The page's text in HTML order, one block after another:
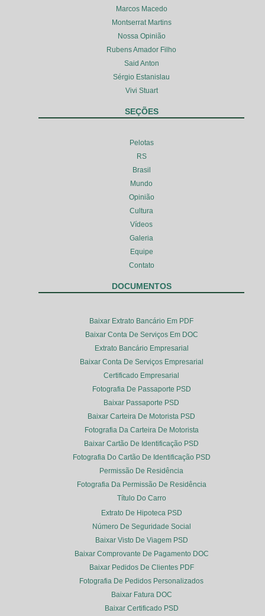
Marcos Macedo
Montserrat Martins
Nossa Opinião
Rubens Amador Filho
Said Anton
Sérgio Estanislau
Vivi Stuart
SEÇÕES
Pelotas
RS
Brasil
Mundo
Opinião
Cultura
Vídeos
Galeria
Equipe
Contato
DOCUMENTOS
Baixar Extrato Bancário Em PDF
Baixar Conta De Serviços Em DOC
Extrato Bancário Empresarial
Baixar Conta De Serviços Empresarial
Certificado Empresarial
Fotografia De Passaporte PSD
Baixar Passaporte PSD
Baixar Carteira De Motorista PSD
Fotografia Da Carteira De Motorista
Baixar Cartão De Identificação PSD
Fotografia Do Cartão De Identificação PSD
Permissão De Residência
Fotografia Da Permissão De Residência
Título Do Carro
Extrato De Hipoteca PSD
Número De Seguridade Social
Baixar Visto De Viagem PSD
Baixar Comprovante De Pagamento DOC
Baixar Pedidos De Clientes PDF
Fotografia De Pedidos Personalizados
Baixar Fatura DOC
Baixar Certificado PSD